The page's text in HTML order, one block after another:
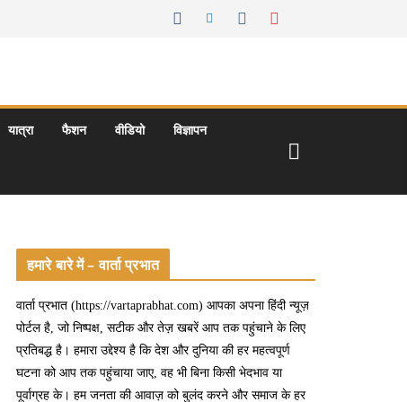
यात्रा फैशन वीडियो विज्ञापन
हमारे बारे में – वार्ता प्रभात
वार्ता प्रभात (https://vartaprabhat.com) आपका अपना हिंदी न्यूज़
पोर्टल है, जो निष्पक्ष, सटीक और तेज़ खबरें आप तक पहुंचाने के लिए
प्रतिबद्ध है। हमारा उद्देश्य है कि देश और दुनिया की हर महत्वपूर्ण
घटना को आप तक पहुंचाया जाए, वह भी बिना किसी भेदभाव या
पूर्वाग्रह के। हम जनता की आवाज़ को बुलंद करने और समाज के हर